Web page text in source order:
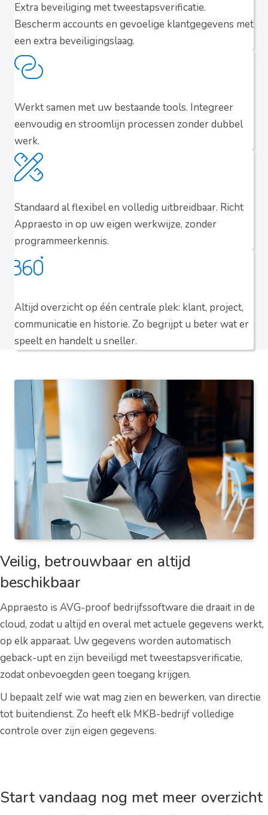
Extra beveiliging met tweestapsverificatie.
Bescherm accounts en gevoelige klantgegevens met
een extra beveiligingslaag.
Werkt samen met uw bestaande tools. Integreer
eenvoudig en stroomlijn processen zonder dubbel
werk.
Standaard al flexibel en volledig uitbreidbaar. Richt
Appraesto in op uw eigen werkwijze, zonder
programmeerkennis.
Altijd overzicht op één centrale plek: klant, project,
communicatie en historie. Zo begrijpt u beter wat er
speelt en handelt u sneller.
Veilig, betrouwbaar en altijd
beschikbaar
Appraesto is AVG-proof bedrijfssoftware die draait in de
cloud, zodat u altijd en overal met actuele gegevens werkt,
op elk apparaat. Uw gegevens worden automatisch
geback-upt en zijn beveiligd met tweestapsverificatie,
zodat onbevoegden geen toegang krijgen.
U bepaalt zelf wie wat mag zien en bewerken, van directie
tot buitendienst. Zo heeft elk MKB-bedrijf volledige
controle over zijn eigen gegevens.
Start vandaag nog met meer overzicht